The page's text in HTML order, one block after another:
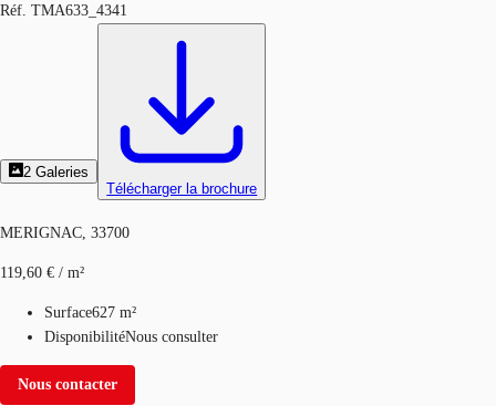
Réf. TMA633_4341
2 Galeries
Télécharger la brochure
MERIGNAC, 33700
119,60 € / m²
Surface627 m²
DisponibilitéNous consulter
Nous contacter